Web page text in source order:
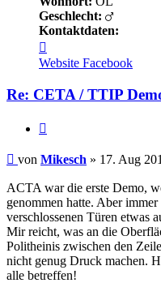
Geschlecht:
Kontaktdaten:
von
Mikesch
Website Facebook
Re: CETA / TTIP
Beitrag
von Mikesch » 17. Aug
ACTA war die erste Demo,
genommen hatte. Aber
verschlossenen Türen etwas
Mir reicht, was an die
Politheinis zwischen den
nicht genug Druck machen.
alle betreffen!